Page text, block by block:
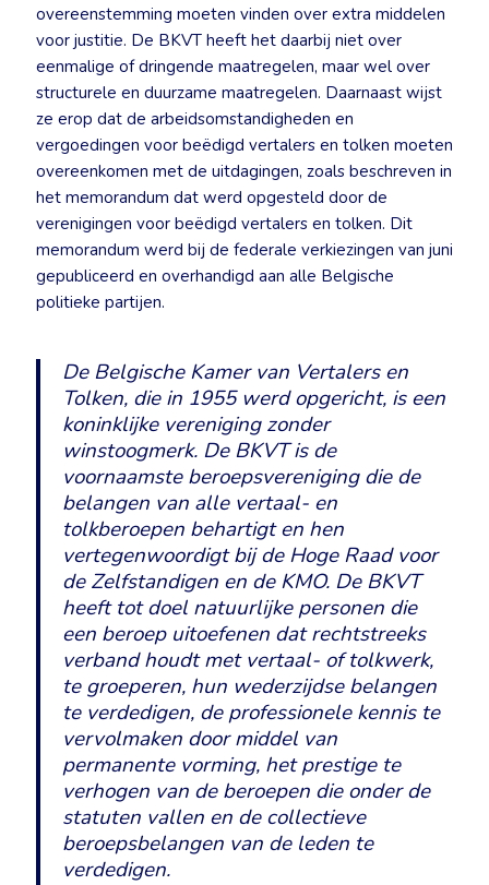
overeenstemming moeten vinden over extra middelen
voor justitie. De BKVT heeft het daarbij niet over
eenmalige of dringende maatregelen, maar wel over
structurele en duurzame maatregelen. Daarnaast wijst
ze erop dat de arbeidsomstandigheden en
vergoedingen voor beëdigd vertalers en tolken moeten
overeenkomen met de uitdagingen, zoals beschreven in
het memorandum dat werd opgesteld door de
verenigingen voor beëdigd vertalers en tolken. Dit
memorandum werd bij de federale verkiezingen van juni
gepubliceerd en overhandigd aan alle Belgische
politieke partijen.
De Belgische Kamer van Vertalers en
Tolken, die in 1955 werd opgericht, is een
koninklijke vereniging zonder
winstoogmerk. De BKVT is de
voornaamste beroepsvereniging die de
belangen van alle vertaal- en
tolkberoepen behartigt en hen
vertegenwoordigt bij de Hoge Raad voor
de Zelfstandigen en de KMO. De BKVT
heeft tot doel natuurlijke personen die
een beroep uitoefenen dat rechtstreeks
verband houdt met vertaal- of tolkwerk,
te groeperen, hun wederzijdse belangen
te verdedigen, de professionele kennis te
vervolmaken door middel van
permanente vorming, het prestige te
verhogen van de beroepen die onder de
statuten vallen en de collectieve
beroepsbelangen van de leden te
verdedigen.